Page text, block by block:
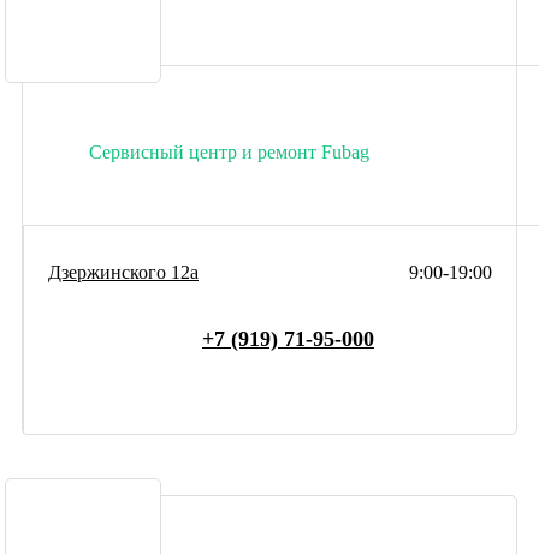
Сервисный центр и ремонт Fubag
9:00-19:00
Дзержинского 12а
+7 (919) 71-95-000